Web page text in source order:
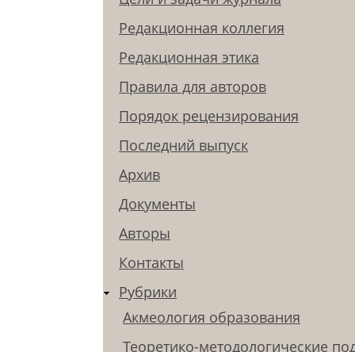
Редакционная коллегия
Редакционная этика
Правила для авторов
Порядок рецензирования
Последний выпуск
Архив
Документы
Авторы
Контакты
Рубрики
Акмеология образования
Теоретико-методологические